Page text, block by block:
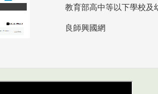
良師興國網